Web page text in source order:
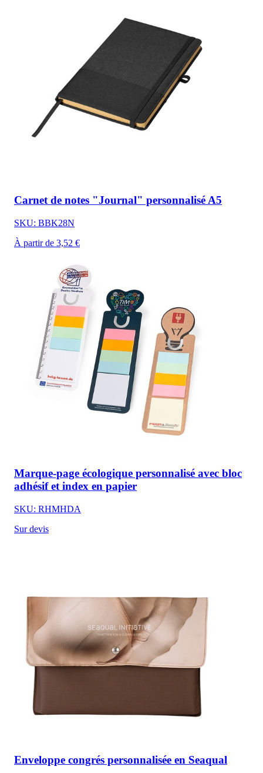
Carnet de notes "Journal" personnalisé A5
SKU: BBK28N
À partir de 3,52 €
Marque-page écologique personnalisé avec bloc
adhésif et index en papier
SKU: RHMHDA
Sur devis
Enveloppe congrés personnalisée en Seaqual